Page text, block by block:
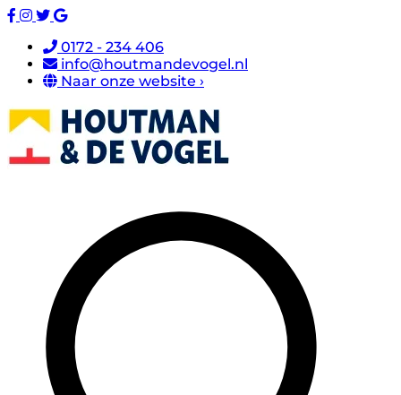
0172 - 234 406
info@houtmandevogel.nl
Naar onze website ›